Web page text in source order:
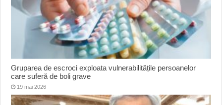
Gruparea de escroci exploata vulnerabilitățile persoanelor
care suferă de boli grave
19 mai 2026